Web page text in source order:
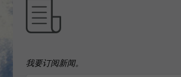
我要订阅新闻。